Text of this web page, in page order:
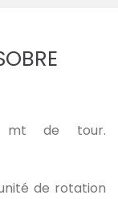
mt de tour.
de rotation